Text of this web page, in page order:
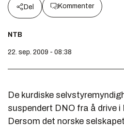
Del Kommenter
NTB
22. sep. 2009 - 08:38
De kurdiske
suspendert DNO fra å drive i
Dersom det norske